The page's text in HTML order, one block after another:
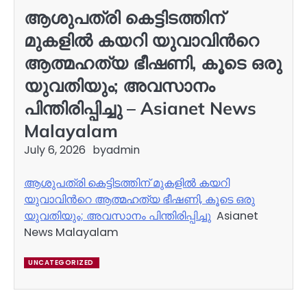
ആശുപത്രി കെട്ടിടത്തിന്
മുകളിൽ കയറി യുവാവിന്‍റെ
ആത്മഹത്യ ഭീഷണി, കൂടെ ഒരു
യുവതിയും; അവസാനം
പിന്തിരിപ്പിച്ചു – Asianet News
Malayalam
July 6, 2026 byadmin
ആശുപത്രി കെട്ടിടത്തിന് മുകളിൽ കയറി
യുവാവിന്‍റെ ആത്മഹത്യ ഭീഷണി, കൂടെ ഒരു
യുവതിയും; അവസാനം പിന്തിരിപ്പിച്ചു Asianet
News Malayalam
UNCATEGORIZED